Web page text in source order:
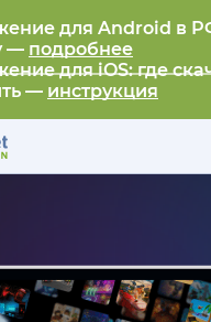
для Android в
— подробнее
для iOS: где
— инструкция